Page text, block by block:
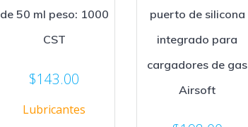
de 50 ml peso: 1000
CST
$143.00
Lubricantes
puerto de silicona
integrado para
cargadores de gas
Airsoft